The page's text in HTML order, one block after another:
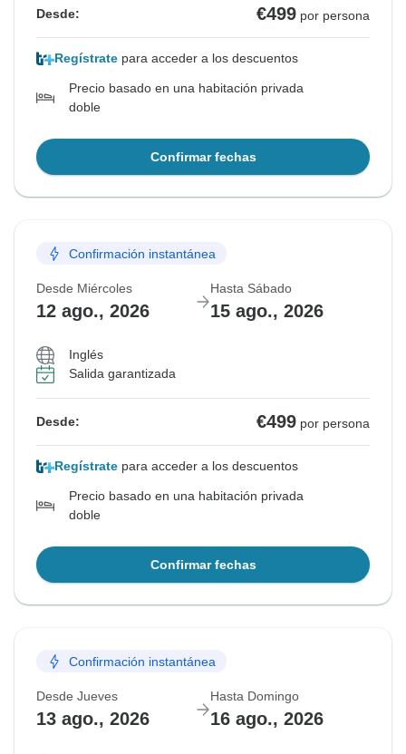
Desde: €499 por persona
Regístrate para acceder a los descuentos
Precio basado en una habitación privada
doble
Confirmar fechas
Confirmación instantánea
Desde Miércoles
12 ago., 2026
Hasta Sábado
15 ago., 2026
Inglés
Salida garantizada
Desde: €499 por persona
Regístrate para acceder a los descuentos
Precio basado en una habitación privada
doble
Confirmar fechas
Confirmación instantánea
Desde Jueves
13 ago., 2026
Hasta Domingo
16 ago., 2026